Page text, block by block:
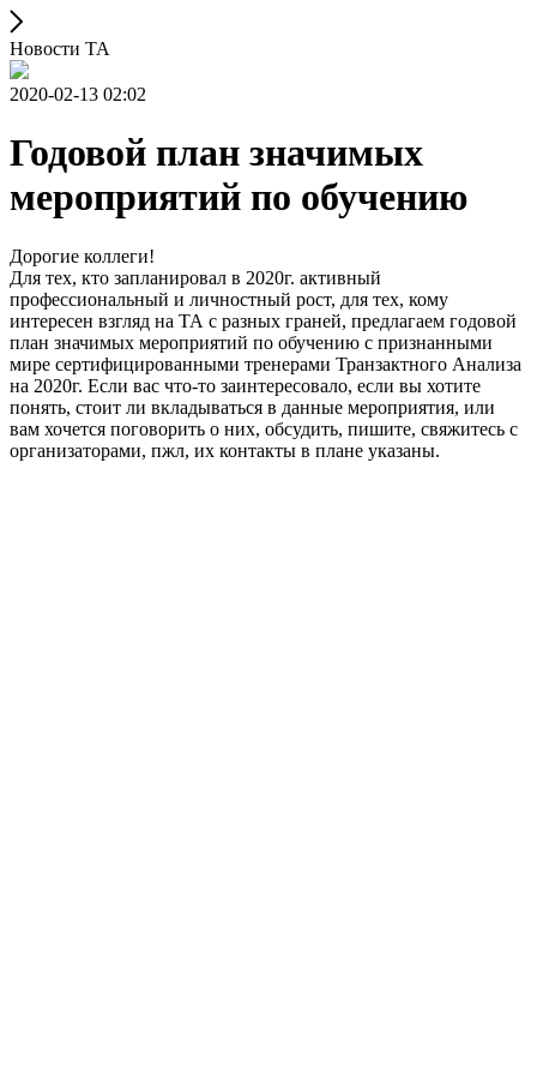
Новости ТА
2020-02-13 02:02
Годовой план значимых
мероприятий по обучению
Дорогие коллеги!
Для тех, кто запланировал в 2020г. активный
профессиональный и личностный рост, для тех, кому
интересен взгляд на ТА с разных граней, предлагаем годовой
план значимых мероприятий по обучению с признанными
мире сертифицированными тренерами Транзактного Анализа
на 2020г. Если вас что-то заинтересовало, если вы хотите
понять, стоит ли вкладываться в данные мероприятия, или
вам хочется поговорить о них, обсудить, пишите, свяжитесь с
организаторами, пжл, их контакты в плане указаны.